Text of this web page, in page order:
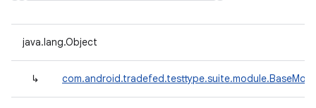
java.lang.Object
↳